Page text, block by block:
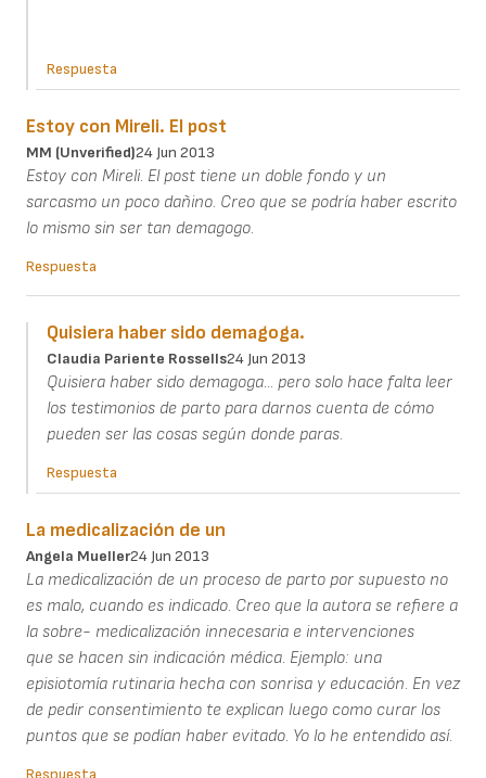
Respuesta
Estoy con Mireli. El post
MM (unverified)24 Jun 2013
Estoy con Mireli. El post tiene un doble fondo y un
sarcasmo un poco dañino. Creo que se podría haber escrito
lo mismo sin ser tan demagogo.
Respuesta
Quisiera haber sido demagoga.
Claudia Pariente Rossells24 Jun 2013
Quisiera haber sido demagoga... pero solo hace falta leer
los testimonios de parto para darnos cuenta de cómo
pueden ser las cosas según donde paras.
Respuesta
La medicalización de un
Angela Mueller24 Jun 2013
La medicalización de un proceso de parto por supuesto no
es malo, cuando es indicado. Creo que la autora se refiere a
la sobre- medicalización innecesaria e intervenciones
que se hacen sin indicación médica. Ejemplo: una
episiotomía rutinaria hecha con sonrisa y educación. En vez
de pedir consentimiento te explican luego como curar los
puntos que se podían haber evitado. Yo lo he entendido así.